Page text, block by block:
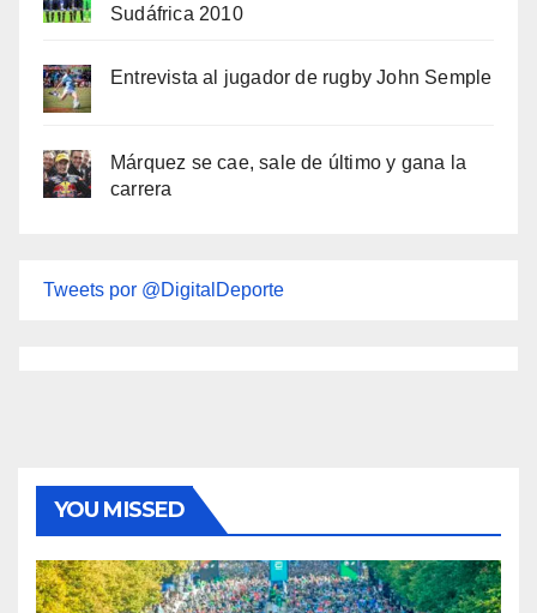
Sudáfrica 2010
Entrevista al jugador de rugby John Semple
Márquez se cae, sale de último y gana la
carrera
Tweets por @DigitalDeporte
YOU MISSED